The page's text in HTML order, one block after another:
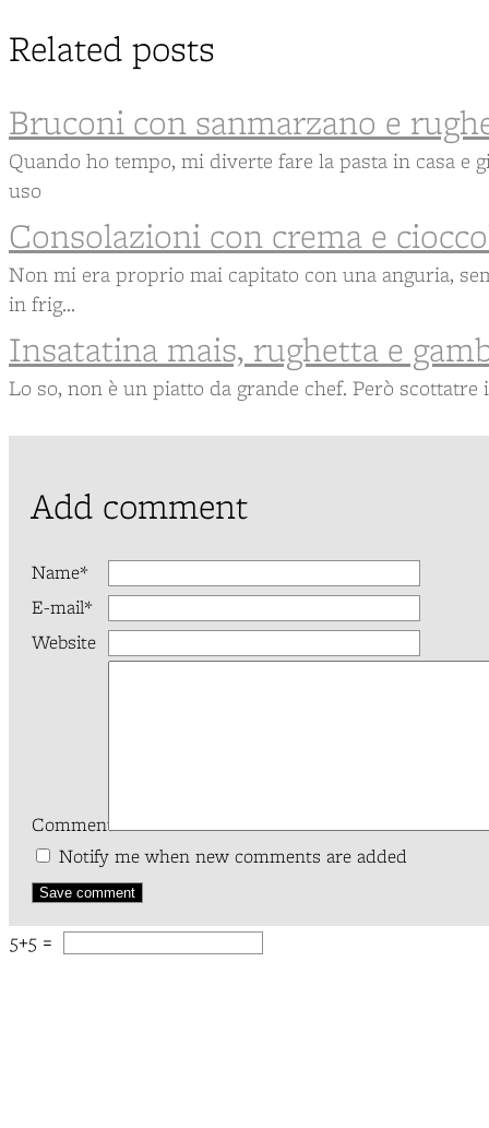
Related posts
Bruconi con sanmarzano e
Quando ho tempo, mi diverte fare la pasta in casa e
uso
Consolazioni con crema e
Non mi era proprio mai capitato con una anguria,
in frig...
Insatatina mais, rughetta e
Lo so, non è un piatto da grande chef. Però
Add comment
Name*
E-mail*
Website
Comment*
Notify me when new comments are added
5+5 =